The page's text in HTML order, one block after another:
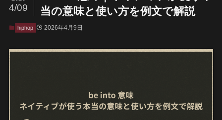
当の意味と使い方を例文で解説
4/09
hiphop 2026年4月9日